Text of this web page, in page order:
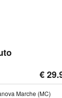
€
Marche (MC)